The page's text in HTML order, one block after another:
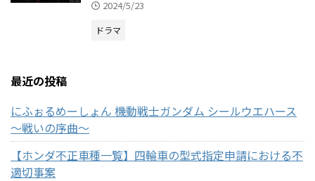
2024/5/23
ドラマ
最近の投稿
にふぉるめーしょん 機動戦士ガンダム シールウエハース
～戦いの序曲～
【ホンダ不正車種一覧】四輪車の型式指定申請における不
適切事案